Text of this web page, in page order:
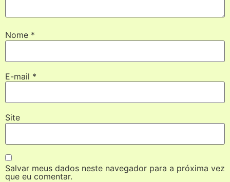
Nome *
E-mail *
Site
Salvar meus dados neste navegador para a próxima vez
que eu comentar.